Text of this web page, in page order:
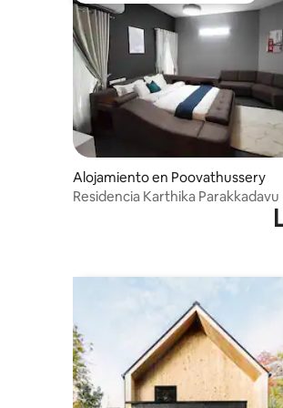
Alojamiento en Poovathussery
Residencia Karthika Parakkadavu